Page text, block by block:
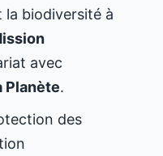
la biodiversité à
avec
Planète.
des